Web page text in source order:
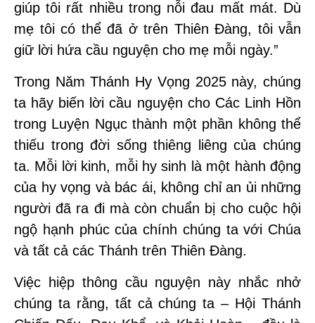
giúp tôi rất nhiều trong nỗi đau mất mát. Dù
mẹ tôi có thể đã ở trên Thiên Đàng, tôi vẫn
giữ lời hứa cầu nguyện cho mẹ mỗi ngày.”
Trong Năm Thánh Hy Vọng 2025 này, chúng
ta hãy biến lời cầu nguyện cho Các Linh Hồn
trong Luyện Ngục thành một phần không thể
thiếu trong đời sống thiêng liêng của chúng
ta. Mỗi lời kinh, mỗi hy sinh là một hành động
của hy vọng và bác ái, không chỉ an ủi những
người đã ra đi mà còn chuẩn bị cho cuộc hội
ngộ hạnh phúc của chính chúng ta với Chúa
và tất cả các Thánh trên Thiên Đàng.
Việc hiệp thông cầu nguyện này nhắc nhở
chúng ta rằng, tất cả chúng ta – Hội Thánh